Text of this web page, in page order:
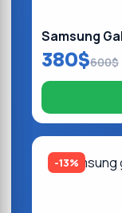
Samsung
380$600$
-13%